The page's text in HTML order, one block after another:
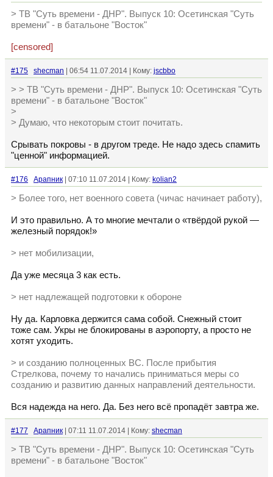
> ТВ "Суть времени - ДНР". Выпуск 10: Осетинская "Суть
времени" - в батальоне "Восток"
[censored]
#175 shecman | 06:54 11.07.2014 | Кому: jscbbo
> > ТВ "Суть времени - ДНР". Выпуск 10: Осетинская "Суть
времени" - в батальоне "Восток"
>
> Думаю, что некоторым стоит почитать.
Срывать покровы - в другом треде. Не надо здесь спамить
"ценной" информацией.
#176 Арапник | 07:10 11.07.2014 | Кому: kolian2
> Более того, нет военного совета (чичас начинает работу),
И это правильно. А то многие мечтали о «твёрдой рукой —
железный порядок!»
> нет мобилизации,
Да уже месяца 3 как есть.
> нет надлежащей подготовки к обороне
Ну да. Карловка держится сама собой. Снежный стоит
тоже сам. Укры не блокированы в аэропорту, а просто не
хотят уходить.
> и созданию полноценных ВС. После прибытия
Стрелкова, почему то начались приниматься меры со
созданию и развитию данных направлений деятельности.
Вся надежда на него. Да. Без него всё пропадёт завтра же.
#177 Арапник | 07:11 11.07.2014 | Кому: shecman
> ТВ "Суть времени - ДНР". Выпуск 10: Осетинская "Суть
времени" - в батальоне "Восток"